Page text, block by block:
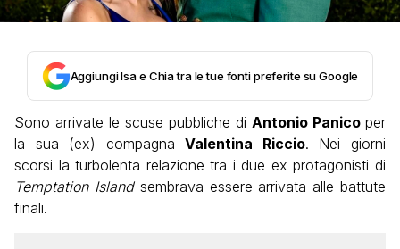
Aggiungi Isa e Chia tra le tue fonti preferite su Google
Sono arrivate le scuse pubbliche di Antonio Panico per
la sua (ex) compagnaValentina Riccio. Nei giorni
scorsi la turbolenta relazione tra i due ex protagonisti di
Temptation Island sembrava essere arrivata alle battute
finali.